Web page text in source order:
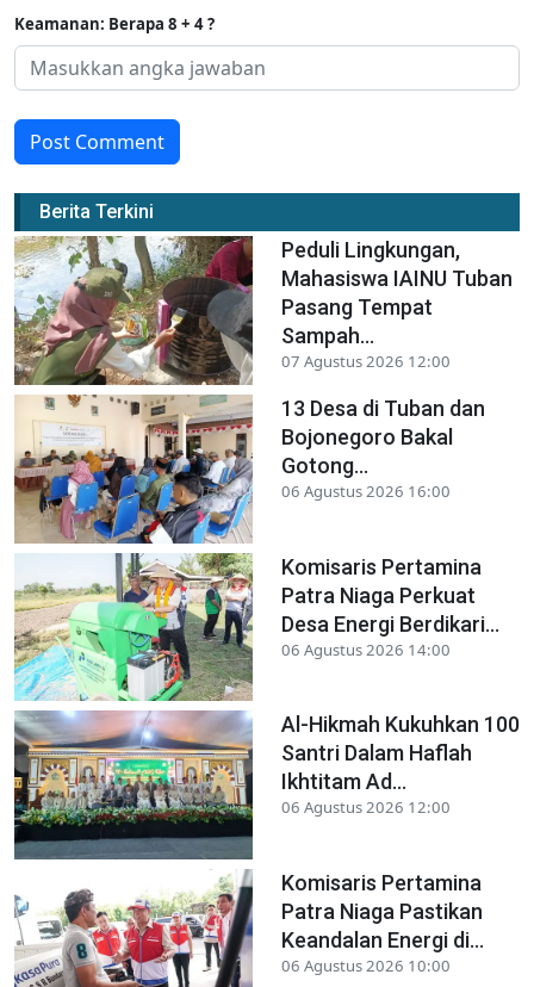
Keamanan: Berapa 8 + 4 ?
Post Comment
Berita Terkini
Peduli Lingkungan,
Mahasiswa IAINU Tuban
Pasang Tempat
Sampah...
07 Agustus 2026 12:00
13 Desa di Tuban dan
Bojonegoro Bakal
Gotong...
06 Agustus 2026 16:00
Komisaris Pertamina
Patra Niaga Perkuat
Desa Energi Berdikari...
06 Agustus 2026 14:00
Al-Hikmah Kukuhkan 100
Santri Dalam Haflah
Ikhtitam Ad...
06 Agustus 2026 12:00
Komisaris Pertamina
Patra Niaga Pastikan
Keandalan Energi di...
06 Agustus 2026 10:00